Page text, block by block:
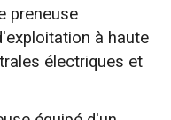
preneuse
à haute
électriques et